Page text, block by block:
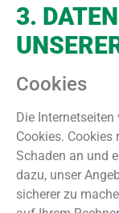
3.
Cookies
Die
Cookies. Cookies
Schaden an und
dazu, unser
sicherer zu